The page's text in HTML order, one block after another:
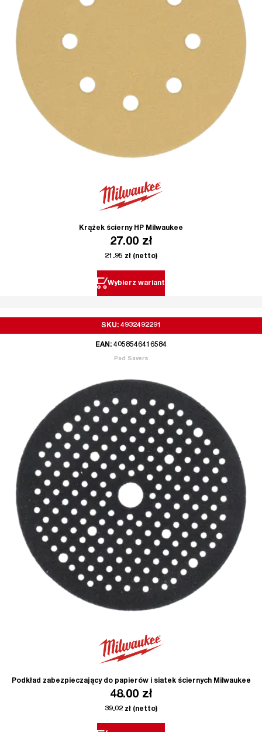
Krążek ścierny HP Milwaukee
27.00 zł
21.95 zł (netto)
Wybierz wariant
SKU: 4932492291
EAN: 4058546416584
Pad Savers
Podkład zabezpieczający do papierów i siatek ściernych Milwaukee
48.00 zł
39.02 zł (netto)